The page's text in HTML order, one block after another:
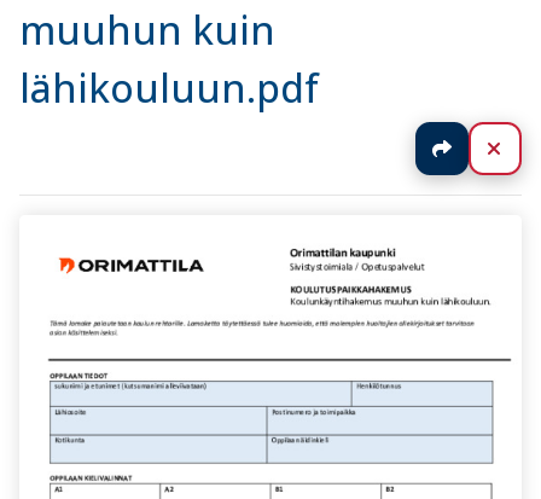
muuhun kuin
lähikouluun.pdf
Jaa